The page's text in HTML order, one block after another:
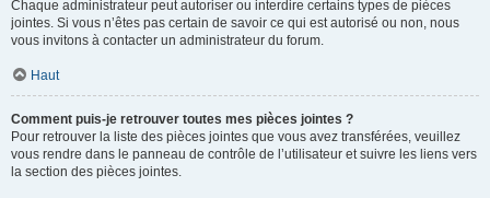
Chaque administrateur peut autoriser ou interdire certains types de pièces
jointes. Si vous n’êtes pas certain de savoir ce qui est autorisé ou non, nous
vous invitons à contacter un administrateur du forum.
Haut
Comment puis-je retrouver toutes mes pièces jointes ?
Pour retrouver la liste des pièces jointes que vous avez transférées, veuillez
vous rendre dans le panneau de contrôle de l’utilisateur et suivre les liens vers
la section des pièces jointes.